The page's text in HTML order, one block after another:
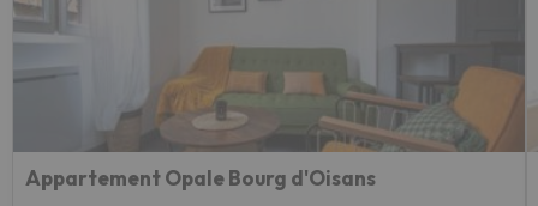
Appartement Opale Bourg d'Oisans